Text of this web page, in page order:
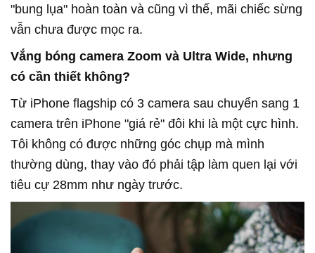
"bung lụa" hoàn toàn và cũng vì thế, mãi chiếc sừng
vẫn chưa được mọc ra.
Vắng bóng camera Zoom và Ultra Wide, nhưng
có cần thiết không?
Từ iPhone flagship có 3 camera sau chuyển sang 1
camera trên iPhone "giá rẻ" đôi khi là một cực hình.
Tôi không có được những góc chụp mà mình
thường dùng, thay vào đó phải tập làm quen lại với
tiêu cự 28mm như ngày trước.